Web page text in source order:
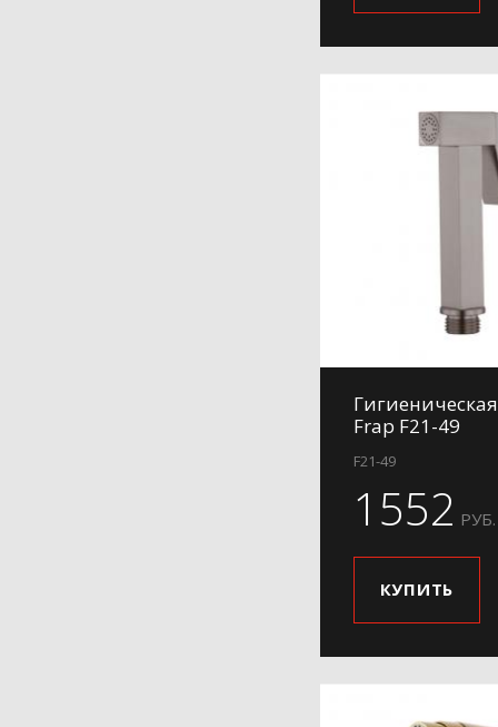
Frap F21-49
F21-49
1552 РУБ.
КУПИТЬ